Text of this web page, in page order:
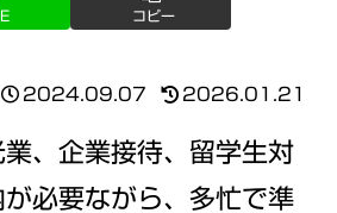
コピー
2024.09.07 2026.01.21
、企業接待、留学生対
必要ながら、多忙で準